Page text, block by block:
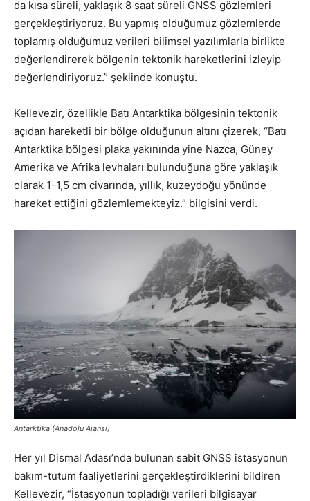
da kısa süreli, yaklaşık 8 saat süreli GNSS gözlemleri
gerçekleştiriyoruz. Bu yapmış olduğumuz gözlemlerde
toplamış olduğumuz verileri bilimsel yazılımlarla birlikte
değerlendirerek bölgenin tektonik hareketlerini izleyip
değerlendiriyoruz.” şeklinde konuştu.
Kellevezir, özellikle Batı Antarktika bölgesinin tektonik
açıdan hareketli bir bölge olduğunun altını çizerek, “Batı
Antarktika bölgesi plaka yakınında yine Nazca, Güney
Amerika ve Afrika levhaları bulunduğuna göre yaklaşık
olarak 1-1,5 cm civarında, yıllık, kuzeydoğu yönünde
hareket ettiğini gözlemlemekteyiz.” bilgisini verdi.
Antarktika (Anadolu Ajansı)
Her yıl Dismal Adası’nda bulunan sabit GNSS istasyonun
bakım-tutum faaliyetlerini gerçekleştirdiklerini bildiren
Kellevezir, “İstasyonun topladığı verileri bilgisayar